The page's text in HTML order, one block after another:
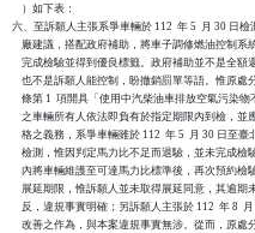
    ）如下表：
六、至訴願人主張系爭車輛於 112  年 5  月 30 日
廠建議，搭配政府補助，將車子調修燃油控制系統
完成檢驗並得到優良標籤。政府補助並不是全額
也不是訴願人能控制，盼撤銷罰單等語。惟原
條第 1  項開具「使用中汽柴油車排放空氣污染
之車輛所有人依法即負有於指定期限內到檢，
格之義務，系爭車輛雖於 112  年 5  月 30 日至
檢測，惟因判定馬力比不足而退驗，並未完成
內將車輛維護至可達馬力比標準後，再次預約
展延期限，惟訴願人並未取得展延同意，其逾
反，違規事實明確；另訴願人主張於 112  年 8
改善之作為，與本案違規事實無涉。從而，原